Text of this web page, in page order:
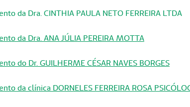
da Dra. CINTHIA PAULA NETO FERREIRA LTDA
da Dra. ANA JÚLIA PEREIRA MOTTA
do Dr. GUILHERME CÉSAR NAVES BORGES
da clínica DORNELES FERREIRA ROSA